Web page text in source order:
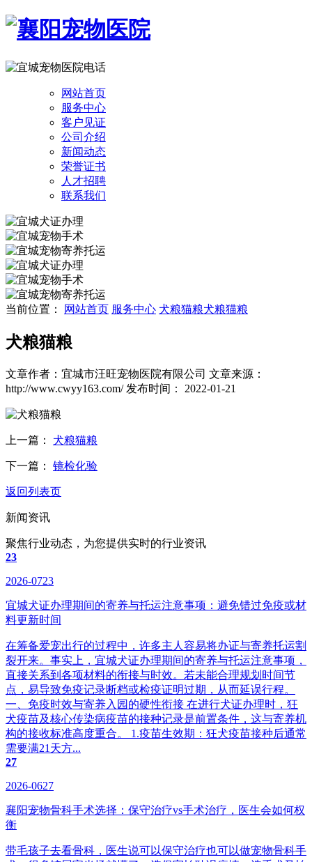
网站首页
服务中心
客户见证
公司介绍
新闻动态
荣誉证书
人才招聘
联系我们
当前位置： 网站首页 服务中心 犬粮猫粮犬粮猫粮
犬粮猫粮
文章作者：宜城市汪旺宠物医院有限公司 文章来源：
http://www.cwyy163.com/ 发布时间： 2022-01-21
上一篇： 犬粮猫粮
下一篇： 镜检化验
返回列表页
新闻资讯
聚焦行业动态，为您提供实时的行业资讯
23
2026-0723
宜城犬证办理期间的寄养与托运注意事项：避免错过免疫或材
料更新时间
在筹备爱宠出行的过程中，许多主人容易将办证与寄养托运割
裂开来。事实上，宜城犬证办理期间的寄养与托运注意事项，
直接关系到各项材料的衔接与时效。若未能合理规划时间节
点，易导致免疫记录断档或检疫证明过期，从而延误行程。
一、免疫时效与寄养入园的硬性衔接 在进行犬证办理时，狂
犬疫苗及核心传染病疫苗的接种记录是前置条件，这与寄养机
构的接收标准高度重合。 1.疫苗生效期：狂犬疫苗接种后通常
需要满21天方...
27
2026-0627
襄阳宠物骨科手术选择：保守治疗vs手术治疗，医生会如何权
衡
带毛孩子去看骨科，医生说可以保守治疗也可以做宠物骨科手